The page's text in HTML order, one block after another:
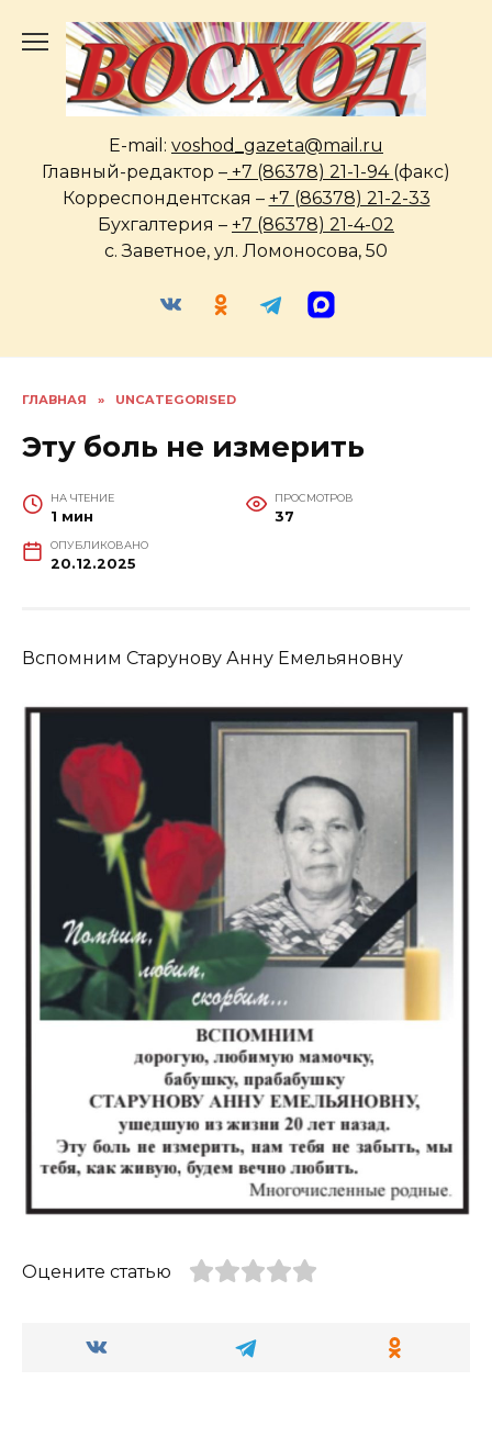
содержанию
E-mail: voshod_gazeta@mail.ru
Главный-редактор – +7 (86378) 21-1-94 (факс)
Корреспондентская – +7 (86378) 21-2-33
Бухгалтерия – +7 (86378) 21-4-02
с. Заветное, ул. Ломоносова, 50
ГЛАВНАЯ » UNCATEGORISED
Эту боль не измерить
НА ЧТЕНИЕ
1 мин
ПРОСМОТРОВ
37
ОПУБЛИКОВАНО
20.12.2025
Вспомним Старунову Анну Емельяновну
Оцените статью